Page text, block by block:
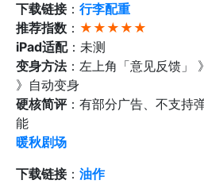
下载链接： 行李配重
推荐指数 ： ★★★★★
iPad适配：未测
变身方法：左上角「意见反馈」
》自动变身
硬核简评：有部分广告、不支持
能
暖秋剧场
下载链接： 油作